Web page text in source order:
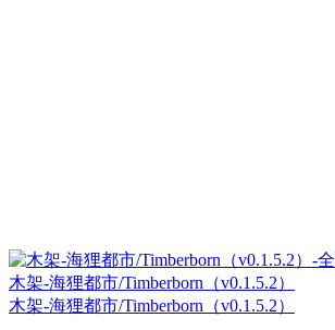
木架-海狸都市/Timberborn（v0.1.5.2）
木架-海狸都市/Timberborn（v0.1.5.2）